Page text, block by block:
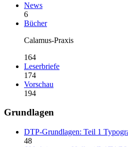
News
6
Bücher
Calamus-Praxis
164
Leserbriefe
174
Vorschau
194
Grundlagen
DTP-Grundlagen: Teil 1
48